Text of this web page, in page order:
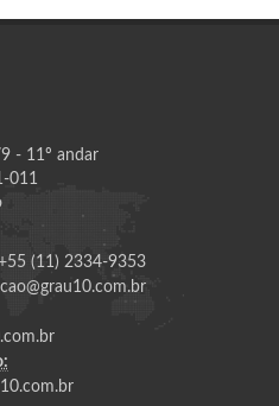
- 11º andar
011
(11) 2334-9353